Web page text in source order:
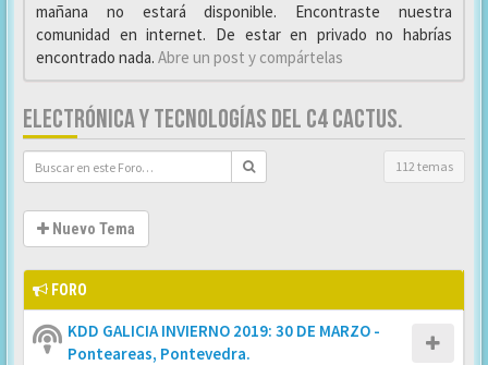
mañana no estará disponible. Encontraste nuestra
comunidad en internet. De estar en privado no habrías
encontrado nada. Abre un post y compártelas
ELECTRÓNICA Y TECNOLOGÍAS DEL C4 CACTUS.
112 temas
Nuevo Tema
FORO
KDD GALICIA INVIERNO 2019: 30 DE MARZO -
Ponteareas, Pontevedra.